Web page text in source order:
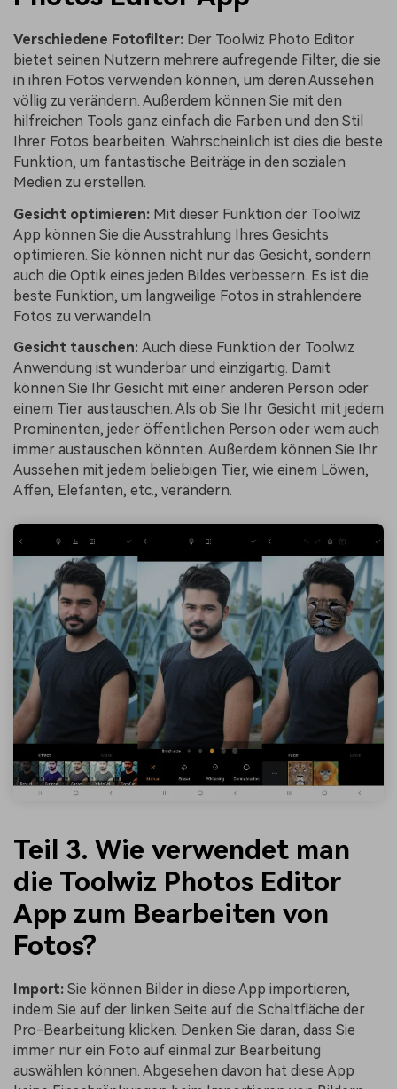
Verschiedene Fotofilter: Der Toolwiz Photo Editor
bietet seinen Nutzern mehrere aufregende Filter, die sie
in ihren Fotos verwenden können, um deren Aussehen
völlig zu verändern. Außerdem können Sie mit den
hilfreichen Tools ganz einfach die Farben und den Stil
Ihrer Fotos bearbeiten. Wahrscheinlich ist dies die beste
Funktion, um fantastische Beiträge in den sozialen
Medien zu erstellen.
Gesicht optimieren: Mit dieser Funktion der Toolwiz
App können Sie die Ausstrahlung Ihres Gesichts
optimieren. Sie können nicht nur das Gesicht, sondern
auch die Optik eines jeden Bildes verbessern. Es ist die
beste Funktion, um langweilige Fotos in strahlendere
Fotos zu verwandeln.
Gesicht tauschen: Auch diese Funktion der Toolwiz
Anwendung ist wunderbar und einzigartig. Damit
können Sie Ihr Gesicht mit einer anderen Person oder
einem Tier austauschen. Als ob Sie Ihr Gesicht mit jedem
Prominenten, jeder öffentlichen Person oder wem auch
immer austauschen könnten. Außerdem können Sie Ihr
Aussehen mit jedem beliebigen Tier, wie einem Löwen,
Affen, Elefanten, etc., verändern.
Teil 3. Wie verwendet man
die Toolwiz Photos Editor
App zum Bearbeiten von
Fotos?
Import: Sie können Bilder in diese App importieren,
indem Sie auf der linken Seite auf die Schaltfläche der
Pro-Bearbeitung klicken. Denken Sie daran, dass Sie
immer nur ein Foto auf einmal zur Bearbeitung
auswählen können. Abgesehen davon hat diese App